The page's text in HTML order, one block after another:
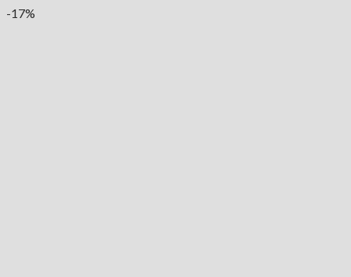
-17%